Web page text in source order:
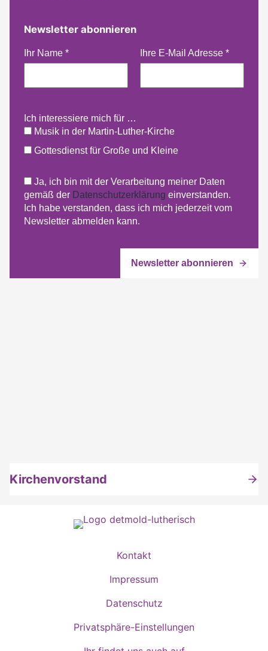
Newsletter abonnieren
Ihr Name * Ihre E-Mail Adresse *
Ich interessiere mich für …
Musik in der Martin-Luther-Kirche
Gottesdienst für Große und Kleine
Ja, ich bin mit der Verarbeitung meiner Daten
gemäß der Datenschutzerklärung einverstanden.
Ich habe verstanden, dass ich mich jederzeit vom
Newsletter abmelden kann.
Kirchenvorstand
Kontakt
Impressum
Datenschutz
Privatsphäre-Einstellungen